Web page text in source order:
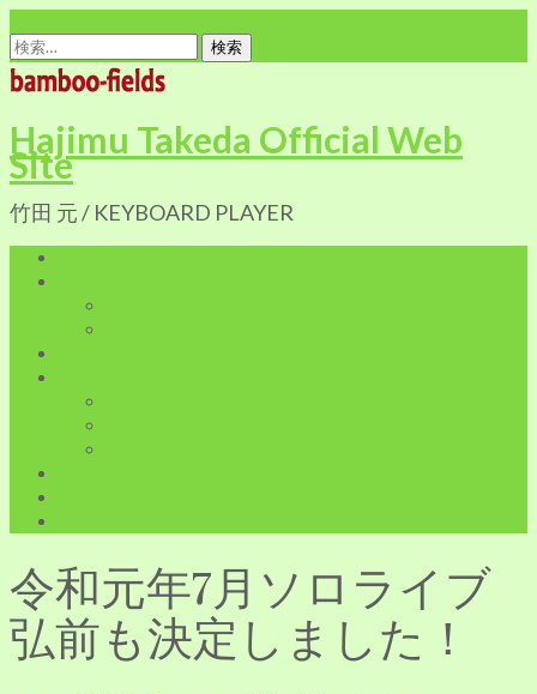
検
索:
Hajimu Takeda Official Web
Site
竹田 元 / KEYBOARD PLAYER
令和元年7月ソロライブ
弘前も決定しました！